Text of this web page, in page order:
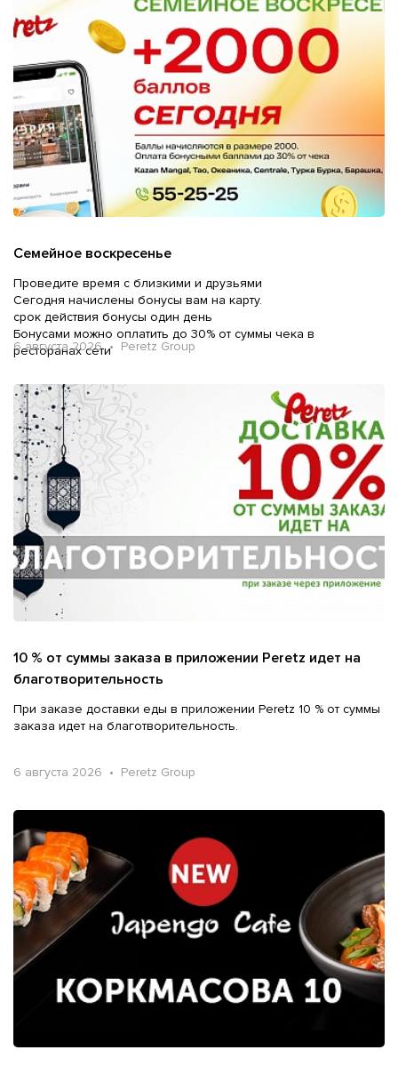
Семейное воскресенье
Проведите время с близкими и друзьями
Сегодня начислены бонусы вам на карту.
срок действия бонусы один день
Бонусами можно оплатить до 30% от суммы чека в
ресторанах сети
6 августа 2026 • Peretz Group
10 % от суммы заказа в приложении Peretz идет на
благотворительность
При заказе доставки еды в приложении Peretz 10 % от суммы
заказа идет на благотворительность.
6 августа 2026 • Peretz Group